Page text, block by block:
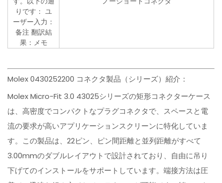
りです： ユ
ーザー入力：
备注 翻訳結
果：メモ
Molex 0430252200 コネクタ製品（シリーズ）紹介：
Molex Micro-Fit 3.0 43025シリーズの矩形コネクターケース
は、高密度でコンパクトなプラグコネクタで、スペースと電
流の要求が高いアプリケーションスクリーンに特化していま
す。この製品は、22ピン、ピン間距離と並列距離がすべて
3.00mmのダブルレイアウトで設計されており、自由に吊り
下げてのインストールをサポートしています。端接方法は圧